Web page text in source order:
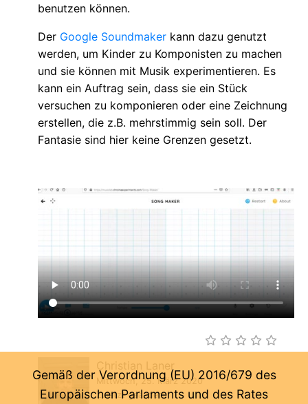
benutzen können.
Der Google Soundmaker kann dazu genutzt
werden, um Kinder zu Komponisten zu machen
und sie können mit Musik experimentieren. Es
kann ein Auftrag sein, dass sie ein Stück
versuchen zu komponieren oder eine Zeichnung
erstellen, die z.B. mehrstimmig sein soll. Der
Fantasie sind hier keine Grenzen gesetzt.
Christian Laner
Mittwoch, 25. März 2020
Zuletzt geändert:
Gemäß der Verordnung (EU) 2016/679 des
Europäischen Parlaments und des Rates